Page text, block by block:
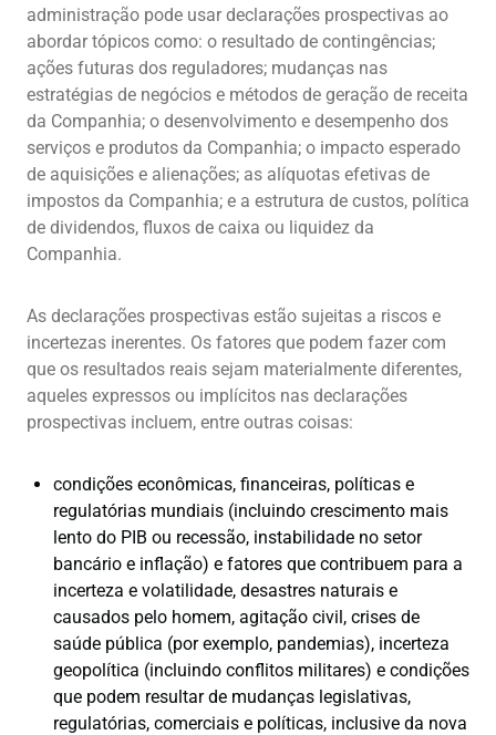
administração pode usar declarações prospectivas ao
abordar tópicos como: o resultado de contingências;
ações futuras dos reguladores; mudanças nas
estratégias de negócios e métodos de geração de receita
da Companhia; o desenvolvimento e desempenho dos
serviços e produtos da Companhia; o impacto esperado
de aquisições e alienações; as alíquotas efetivas de
impostos da Companhia; e a estrutura de custos, política
de dividendos, fluxos de caixa ou liquidez da
Companhia.
As declarações prospectivas estão sujeitas a riscos e
incertezas inerentes. Os fatores que podem fazer com
que os resultados reais sejam materialmente diferentes,
aqueles expressos ou implícitos nas declarações
prospectivas incluem, entre outras coisas:
condições econômicas, financeiras, políticas e
regulatórias mundiais (incluindo crescimento mais
lento do PIB ou recessão, instabilidade no setor
bancário e inflação) e fatores que contribuem para a
incerteza e volatilidade, desastres naturais e
causados pelo homem, agitação civil, crises de
saúde pública (por exemplo, pandemias), incerteza
geopolítica (incluindo conflitos militares) e condições
que podem resultar de mudanças legislativas,
regulatórias, comerciais e políticas, inclusive da nova